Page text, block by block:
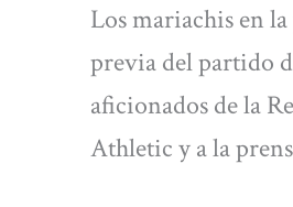
Los mariachis en
previa del partido
aficionados de la
Athletic y a la